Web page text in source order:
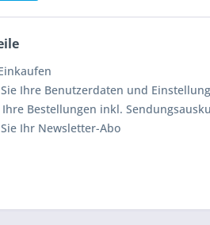
Ihre Benutzerdaten und
Bestellungen inkl.
Ihr Newsletter-Abo